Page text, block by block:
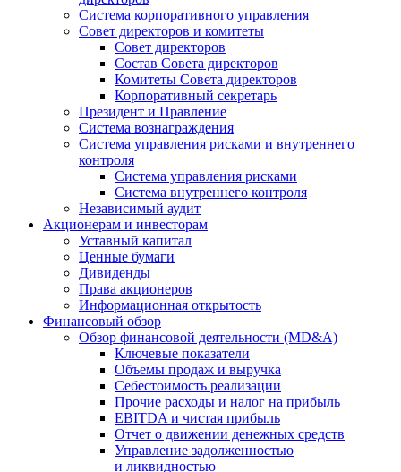
Система корпоративного управления
Совет директоров и комитеты
Совет директоров
Состав Совета директоров
Комитеты Совета директоров
Корпоративный секретарь
Президент и Правление
Система вознаграждения
Система управления рисками и внутреннего
контроля
Система управления рисками
Система внутреннего контроля
Независимый аудит
Акционерам и инвесторам
Уставный капитал
Ценные бумаги
Дивиденды
Права акционеров
Информационная открытость
Финансовый обзор
Обзор финансовой деятельности (MD&A)
Ключевые показатели
Объемы продаж и выручка
Себестоимость реализации
Прочие расходы и налог на прибыль
EBITDA и чистая прибыль
Отчет о движении денежных средств
Управление задолженностью
и ликвидностью